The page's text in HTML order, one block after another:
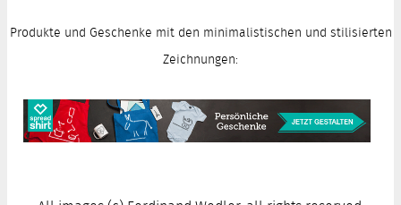
Produkte und Geschenke mit den minimalistischen und stilisierten
Zeichnungen: